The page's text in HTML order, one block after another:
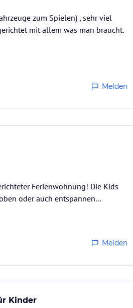
zum Spielen) , sehr viel
mit allem was man braucht.
Melden
Ferienwohnung! Die Kids
oder auch entspannen...
Melden
Kinder